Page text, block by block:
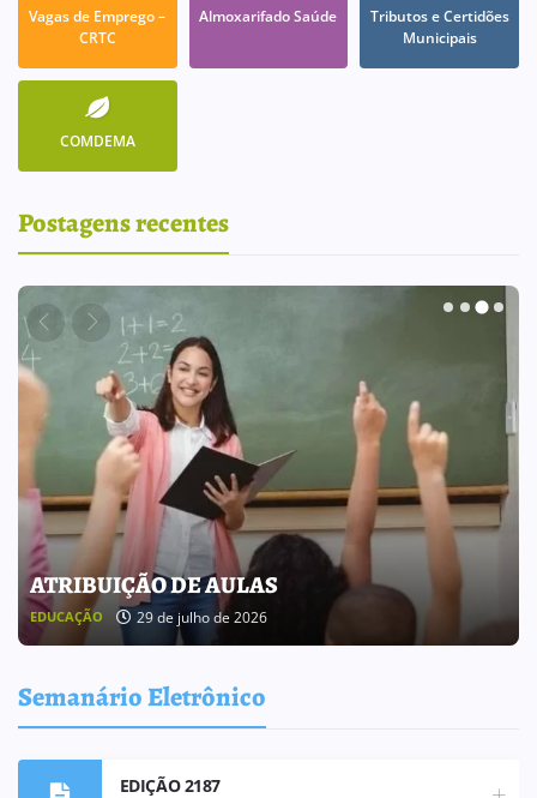
Vagas de Emprego –
CRTC
Almoxarifado Saúde
Tributos e Certidões
Municipais
COMDEMA
Postagens recentes
BOLETIM INFORMATIVO 238
BOLETIM INFORMATIVO 25 de julho de 2026
Semanário Eletrônico
EDIÇÃO 2187